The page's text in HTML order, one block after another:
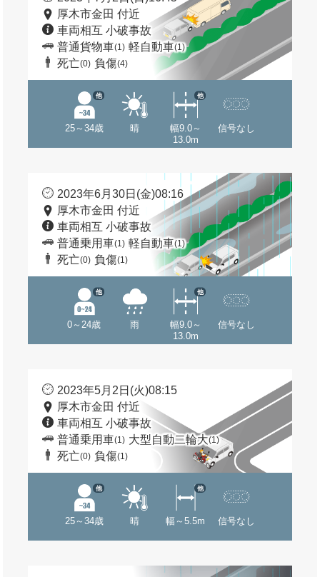
厚木市金田 付近
車両相互 小破事故
普通貨物車(1) 軽自動車(1)
死亡(0) 負傷(4)
25～34歳
他
晴
幅9.0～
13.0m
他
信号なし
2023年6月30日(金)08:16
厚木市金田 付近
車両相互 小破事故
普通乗用車(1) 軽自動車(1)
死亡(0) 負傷(1)
0～24歳
他
雨
幅9.0～
13.0m
他
信号なし
2023年5月2日(火)08:15
厚木市金田 付近
車両相互 小破事故
普通乗用車(1) 大型自動二輪大(1)
死亡(0) 負傷(1)
25～34歳
他
晴 幅～5.5m
他
信号なし